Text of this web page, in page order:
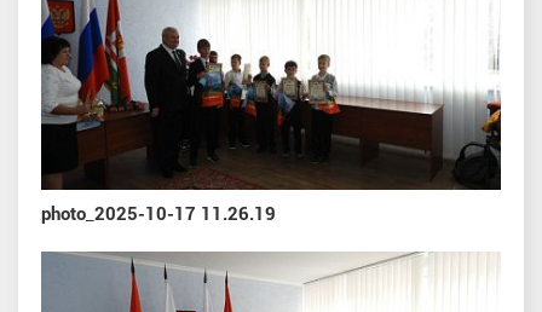
photo_2025-10-17 11.26.19